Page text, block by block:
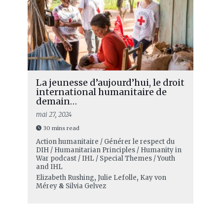
La jeunesse d’aujourd’hui, le droit
international humanitaire de
demain…
mai 27, 2024
30 mins read
Action humanitaire / Générer le respect du
DIH / Humanitarian Principles / Humanity in
War podcast / IHL / Special Themes / Youth
and IHL
Elizabeth Rushing, Julie Lefolle, Kay von
Mérey& Silvia Gelvez